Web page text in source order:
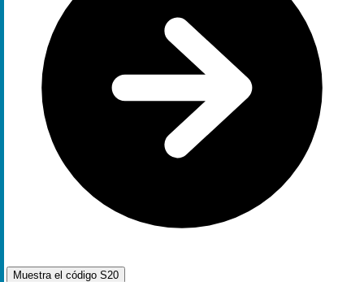
Muestra el código S20